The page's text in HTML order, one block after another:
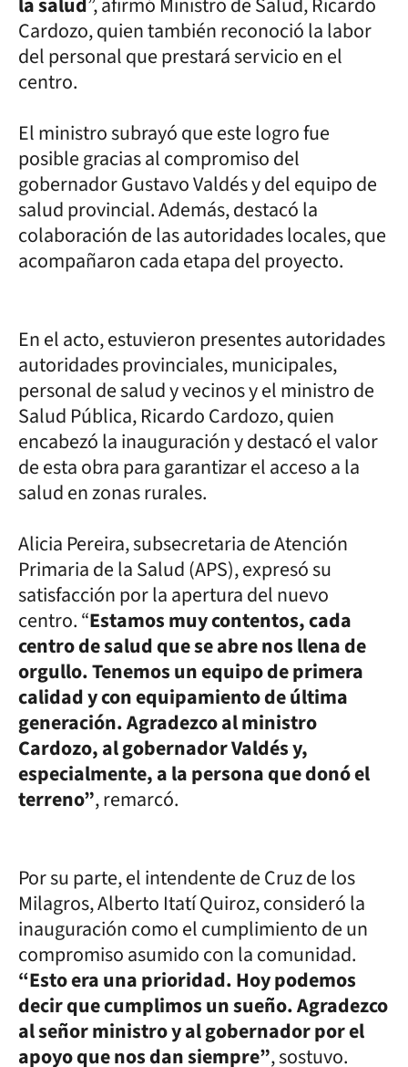
Cardozo, quien también reconoció la labor
del personal que prestará servicio en el
centro.
El ministro subrayó que este logro fue
posible gracias al compromiso del
gobernador Gustavo Valdés y del equipo de
salud provincial. Además, destacó la
colaboración de las autoridades locales, que
acompañaron cada etapa del proyecto.
En el acto, estuvieron presentes autoridades
autoridades provinciales, municipales,
personal de salud y vecinos y el ministro de
Salud Pública, Ricardo Cardozo, quien
encabezó la inauguración y destacó el valor
de esta obra para garantizar el acceso a la
salud en zonas rurales.
Alicia Pereira, subsecretaria de Atención
Primaria de la Salud (APS), expresó su
satisfacción por la apertura del nuevo
centro. “Estamos muy contentos, cada
centro de salud que se abre nos llena de
orgullo. Tenemos un equipo de primera
calidad y con equipamiento de última
generación. Agradezco al ministro
Cardozo, al gobernador Valdés y,
especialmente, a la persona que donó el
terreno”, remarcó.
Por su parte, el intendente de Cruz de los
Milagros, Alberto Itatí Quiroz, consideró la
inauguración como el cumplimiento de un
compromiso asumido con la comunidad.
“Esto era una prioridad. Hoy podemos
decir que cumplimos un sueño. Agradezco
al señor ministro y al gobernador por el
apoyo que nos dan siempre”, sostuvo.